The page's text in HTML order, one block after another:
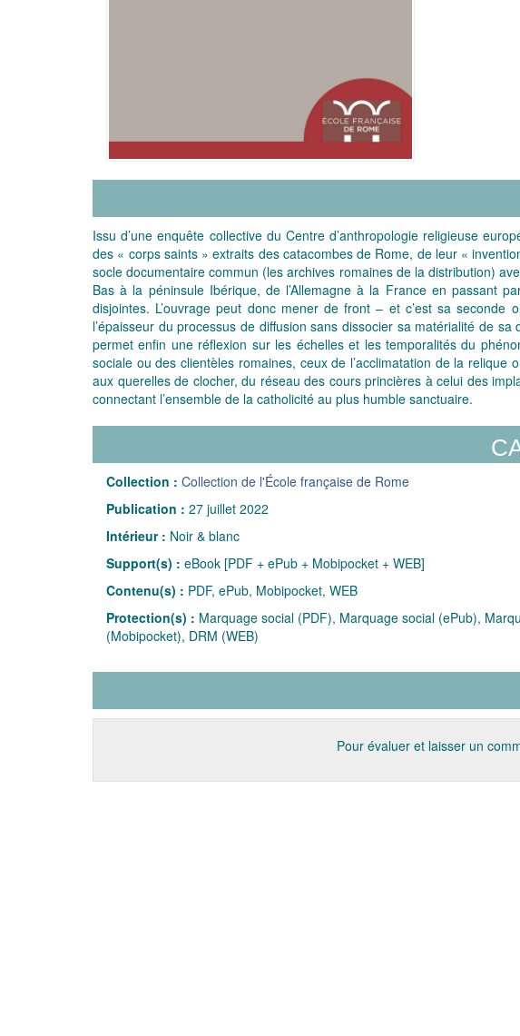
Issu d’une enquête collective du Centre d’anthropologie religieuse
des « corps saints » extraits des catacombes de Rome, de leur «
socle documentaire commun (les archives romaines de la distribution)
Bas à la péninsule Ibérique, de l’Allemagne à la France en passant
disjointes. L’ouvrage peut donc mener de front – et c’est sa seconde
l’épaisseur du processus de diffusion sans dissocier sa matérialité de
permet enfin une réflexion sur les échelles et les temporalités du
sociale ou des clientèles romaines, ceux de l’acclimatation de la
aux querelles de clocher, du réseau des cours princières à celui des
connectant l’ensemble de la catholicité au plus humble sanctuaire.
Collection : Collection de l'École française de Rome
Publication : 27 juillet 2022
Intérieur : Noir & blanc
Support(s) : eBook [PDF + ePub + Mobipocket + WEB]
Contenu(s) : PDF, ePub, Mobipocket, WEB
Protection(s) : Marquage social (PDF), Marquage social (ePub),
(Mobipocket), DRM (WEB)
Pour évaluer et laisser un